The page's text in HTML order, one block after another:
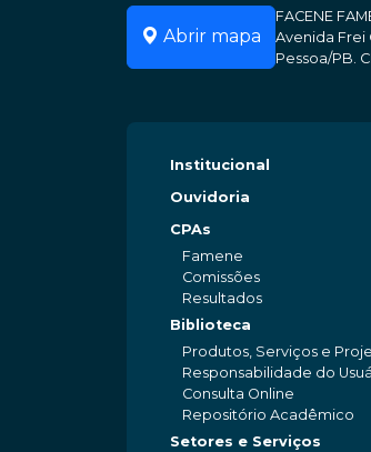
Abrir mapa
FACENE
Avenida Frei
Pessoa/PB.
Institucional
Ouvidoria
CPAs
Famene
Comissões
Resultados
Biblioteca
Produtos, Serviços e
Responsabilidade do
Consulta Online
Repositório Acadêmico
Setores e Serviços